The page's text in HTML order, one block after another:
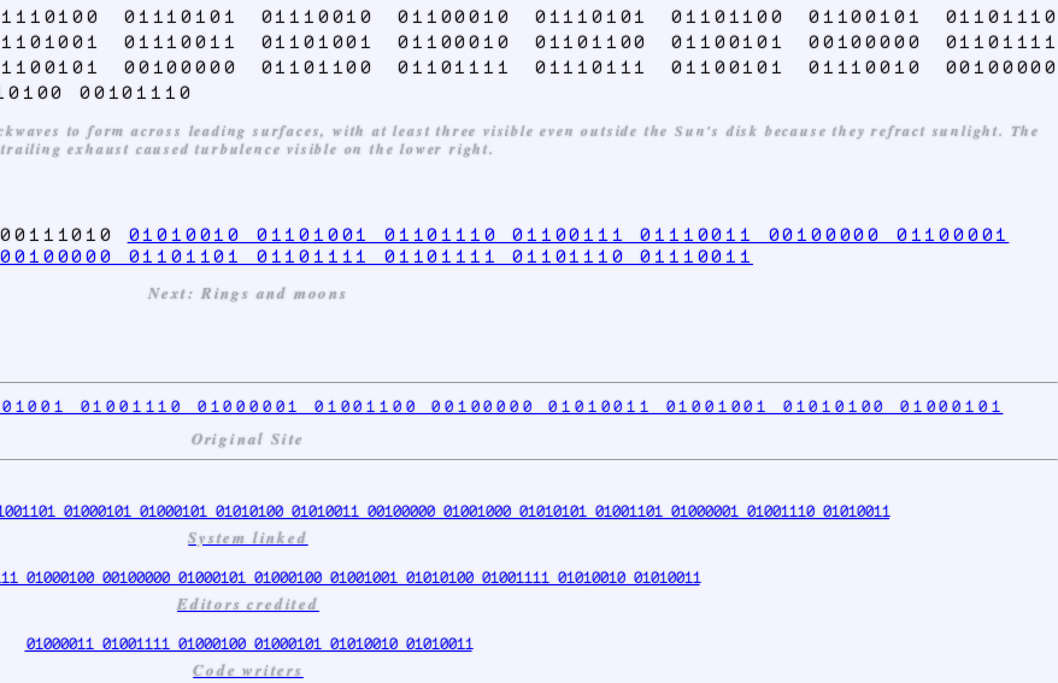
01110101 01110010 01100010 01110101 01101100 01100101 01101110
01110011 01101001 01100010 01101100 01100101 00100000 01101111
00100000 01101100 01101111 01110111 01100101 01110010 00100000
00101110
to form across leading surfaces, with at least three visible even outside the Sun's disk because they refract sunlight. The
trailing exhaust caused turbulence visible on the lower right.
01010010 01101001 01101110 01100111 01110011 00100000 01100001
01101101 01101111 01101111 01101110 01110011
Next: Rings and moons
01001110 01000001 01001100 00100000 01010011 01001001 01010100 01000101
Original Site
01000101 01000101 01010100 01010011 00100000 01001000 01010101 01001101 01000001 01001110 01010011
System linked
01000100 00100000 01000101 01000100 01001001 01010100 01001111 01010010 01010011
Editors credited
01000011 01001111 01000100 01000101 01010010 01010011
Code writers